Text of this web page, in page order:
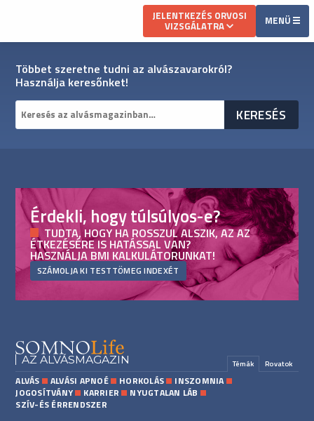
JELENTKEZÉS ORVOSI
VIZSGÁLATRA MENÜ
Többet szeretne tudni az alvászavarokról?
Használja keresőnket!
Érdekli, hogy túlsúlyos-e?
TUDTA, HOGY HA ROSSZUL ALSZIK, AZ AZ
ÉTKEZÉSÉRE IS HATÁSSAL VAN?
HASZNÁLJA BMI KALKULÁTORUNKAT!
SZÁMOLJA KI TESTTÖMEG INDEXÉT
AZ ALVÁSMAGAZIN Témák Rovatok
ALVÁS ALVÁSI APNOÉ HORKOLÁS
INSZOMNIA
JOGOSÍTVÁNY
KARRIER
NYUGTALAN LÁB
SZÍV-ÉS ÉRRENDSZER